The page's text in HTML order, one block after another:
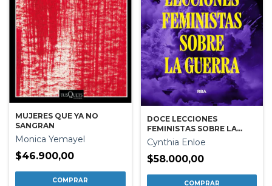
MUJERES QUE YA NO
SANGRAN
Monica Yemayel
$46.900,00
DOCE LECCIONES
FEMINISTAS SOBRE LA
GUERRA
Cynthia Enloe
$58.000,00